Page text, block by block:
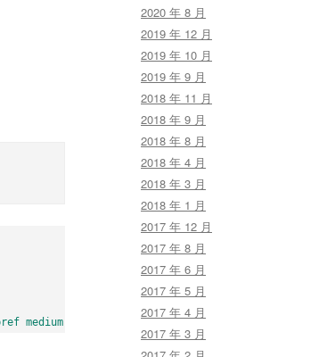
medium
2020 年 8 月
2019 年 12 月
2019 年 10 月
2019 年 9 月
2018 年 11 月
2018 年 9 月
2018 年 8 月
2018 年 4 月
2018 年 3 月
2018 年 1 月
2017 年 12 月
2017 年 8 月
2017 年 6 月
2017 年 5 月
2017 年 4 月
2017 年 3 月